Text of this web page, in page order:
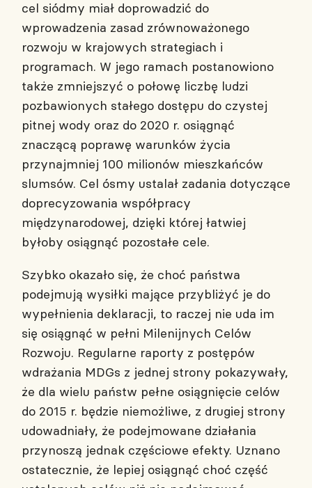
cel siódmy miał doprowadzić do
wprowadzenia zasad zrównoważonego
rozwoju w krajowych strategiach i
programach. W jego ramach postanowiono
także zmniejszyć o połowę liczbę ludzi
pozbawionych stałego dostępu do czystej
pitnej wody oraz do 2020 r. osiągnąć
znaczącą poprawę warunków życia
przynajmniej 100 milionów mieszkańców
slumsów. Cel ósmy ustalał zadania dotyczące
doprecyzowania współpracy
międzynarodowej, dzięki której łatwiej
byłoby osiągnąć pozostałe cele.
Szybko okazało się, że choć państwa
podejmują wysiłki mające przybliżyć je do
wypełnienia deklaracji, to raczej nie uda im
się osiągnąć w pełni Milenijnych Celów
Rozwoju. Regularne raporty z postępów
wdrażania MDGs z jednej strony pokazywały,
że dla wielu państw pełne osiągnięcie celów
do 2015 r. będzie niemożliwe, z drugiej strony
udowadniały, że podejmowane działania
przynoszą jednak częściowe efekty. Uznano
ostatecznie, że lepiej osiągnąć choć część